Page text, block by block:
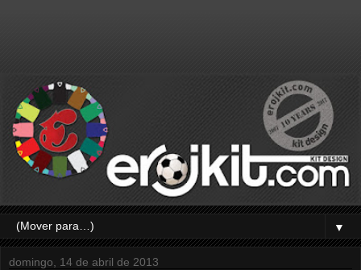
▼
domingo, 14 de abril de 2013